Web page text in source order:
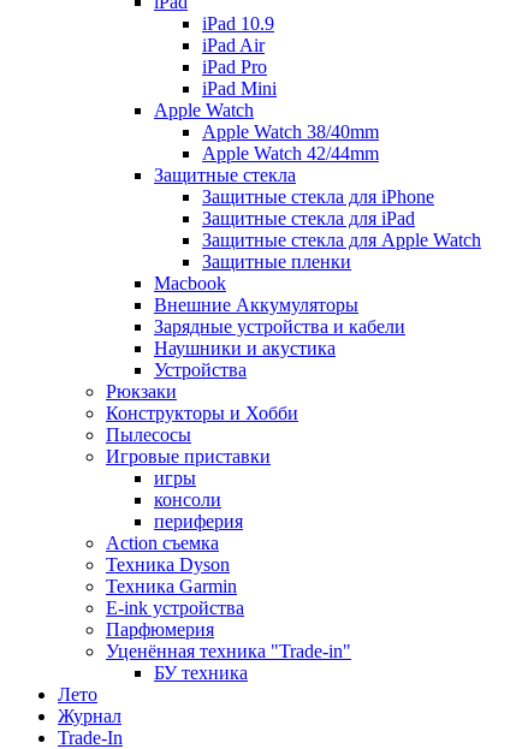
iPad 10.9
iPad Air
iPad Pro
iPad Mini
Apple Watch
Apple Watch 38/40mm
Apple Watch 42/44mm
Защитные стекла
Защитные стекла для iPhone
Защитные стекла для iPad
Защитные стекла для Apple Watch
Защитные пленки
Macbook
Внешние Аккумуляторы
Зарядные устройства и кабели
Наушники и акустика
Устройства
Рюкзаки
Конструкторы и Хобби
Пылесосы
Игровые приставки
игры
консоли
периферия
Action съемка
Техника Dyson
Техника Garmin
E-ink устройства
Парфюмерия
Уценённая техника "Trade-in"
БУ техника
Лето
Журнал
Trade-In